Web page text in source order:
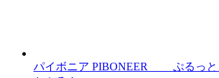
パイボニア PIBONEER ぷるっと